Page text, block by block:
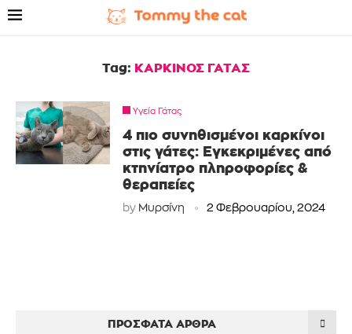
Tag: ΚΑΡΚΙΝΟΣ ΓΑΤΑΣ
Υγεία Γάτας
4 πιο συνηθισμένοι καρκίνοι
στις γάτες: Εγκεκριμένες από
κτηνίατρο πληροφορίες &
θεραπείες
by Μυρσίνη 2 Φεβρουαρίου, 2024
ΠΡΌΣΦΑΤΑ ΆΡΘΡΑ